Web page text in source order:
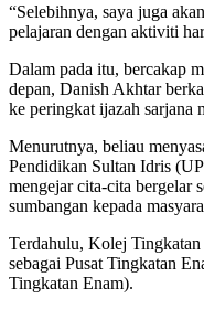
“Selebihnya, saya juga
pelajaran dengan aktiviti
Dalam pada itu, bercakap
depan, Danish Akhtar
ke peringkat ijazah sarjana
Menurutnya, beliau
Pendidikan Sultan Idris
mengejar cita-cita bergelar
sumbangan kepada
Terdahulu, Kolej
sebagai Pusat Tingkatan
Tingkatan Enam).